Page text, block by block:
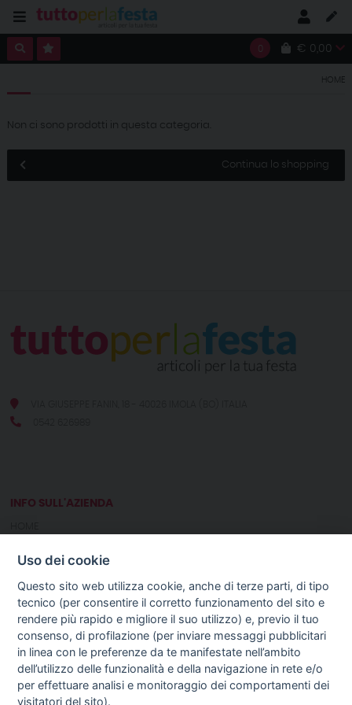
0 € 0,00
HOME
Non ci sono prodotti in questa categoria.
Continua lo shopping
INFO SULL'AZIENDA
NOTIZIE
GUIDA AGLI ACQUISTI
PROCEDURA DI ACQUISTO
DIRITTO DI RECESSO
SPEDIZIONI E COSTI
Uso dei cookie
Questo sito web utilizza cookie, anche di terze parti, di tipo
tecnico (per consentire il corretto funzionamento del sito e
rendere più rapido e migliore il suo utilizzo) e, previo il tuo
consenso, di profilazione (per inviare messaggi pubblicitari
in linea con le preferenze da te manifestate nell’ambito
dell’utilizzo delle funzionalità e della navigazione in rete e/o
per effettuare analisi e monitoraggio dei comportamenti dei
visitatori del sito).